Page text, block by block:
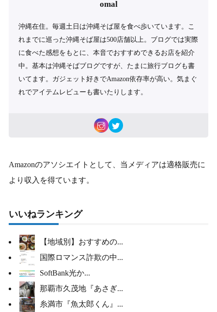
omal
沖縄在住。毎週土日は沖縄そば屋を食べ歩いています。こ
れまでに巡った沖縄そば屋は500店舗以上。ブログでは実際
に食べた感想をもとに、本音でおすすめできるお店を紹介
中。基本は沖縄そばブログですが、たまに旅行ブログも書
いてます。ガジェット好きでAmazon依存率が高い。気まぐ
れでアイテムレビューも書いたりします。
Amazonのアソシエイトとして、当メディアは適格販売に
より収入を得ています。
いいねランキング
【地域別】おすすめの...
国際ロマンス詐欺の中...
SoftBank光か...
那覇市久茂地『あさぎ...
糸満市『魚太郎くん』...